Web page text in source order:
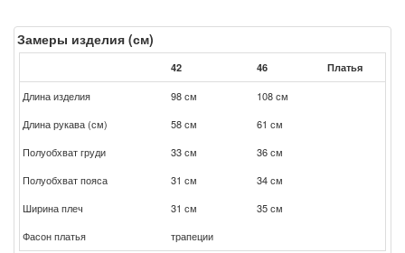
Замеры изделия (см)
42 46 Платья
Длина изделия 98 см
108 см
Длина рукава (см)
58 см
61 см
Полуобхват груди
33 см
36 см
Полуобхват пояса
31 см
34 см
Ширина плеч
31 см
35 см
Фасон платья
трапеции